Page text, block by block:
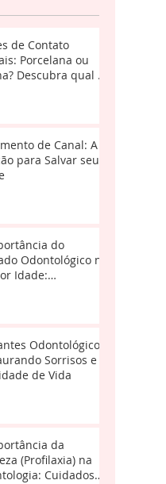
de Contato
Porcelana ou
Descubra qual é
de Canal: A
para Salvar seu
do
Odontológico na
Idade:
Odontológicos:
Sorrisos e
de Vida
da
(Profilaxia) na
Cuidados